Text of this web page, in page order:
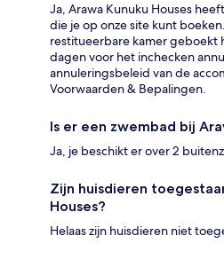
Ja, Arawa Kunuku Houses
die je op onze site kunt
restitueerbare kamer geboekt
dagen voor het inchecken
annuleringsbeleid van de
Voorwaarden & Bepalingen.
Is er een zwembad bij
Ja, je beschikt er over 2
Zijn huisdieren
Houses?
Helaas zijn huisdieren niet